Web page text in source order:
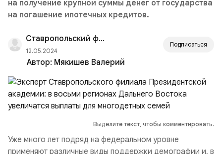
на получение крупной суммы денег от государства
на погашение ипотечных кредитов.
Ставропольский филиал РАНХиГС
12.05.2024
Подписаться
Автор: Мякишев Валерий
Выделите текст, чтобы комментировать.
Уже много лет подряд на федеральном уровне
применяют различные виды поддержки демографии и, в